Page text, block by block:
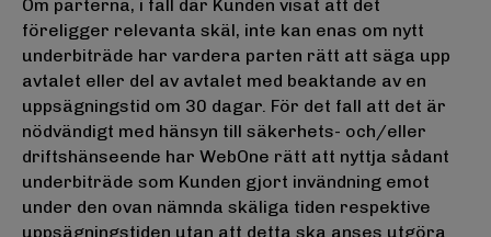
Om parterna, i fall där Kunden visat att det
föreligger relevanta skäl, inte kan enas om nytt
underbiträde har vardera parten rätt att säga upp
avtalet eller del av avtalet med beaktande av en
uppsägningstid om 30 dagar. För det fall att det är
nödvändigt med hänsyn till säkerhets- och/eller
driftshänseende har WebOne rätt att nyttja sådant
underbiträde som Kunden gjort invändning emot
under den ovan nämnda skäliga tiden respektive
uppsägningstiden utan att detta ska anses utgöra